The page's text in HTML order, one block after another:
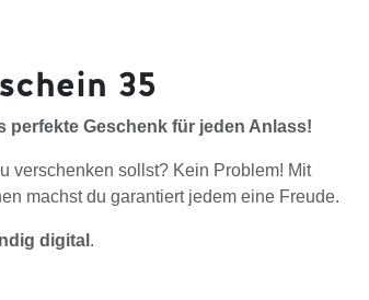
35
perfekte Geschenk für jeden Anlass!
verschenken sollst? Kein Problem! Mit
machst du garantiert jedem eine Freude.
digital .